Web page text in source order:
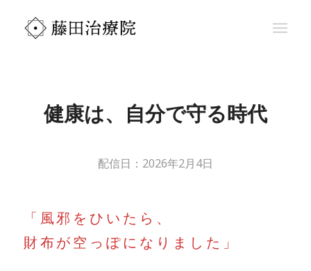
健康は、自分で守る時代
2026年2月4日
「風邪をひいたら、
財布が空っぽになりました」